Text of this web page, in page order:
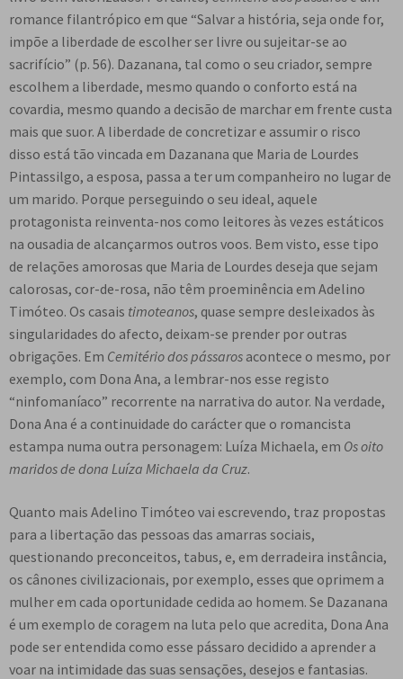
romance filantrópico em que “Salvar a história, seja onde for,
impõe a liberdade de escolher ser livre ou sujeitar-se ao
sacrifício” (p. 56). Dazanana, tal como o seu criador, sempre
escolhem a liberdade, mesmo quando o conforto está na
covardia, mesmo quando a decisão de marchar em frente custa
mais que suor. A liberdade de concretizar e assumir o risco
disso está tão vincada em Dazanana que Maria de Lourdes
Pintassilgo, a esposa, passa a ter um companheiro no lugar de
um marido. Porque perseguindo o seu ideal, aquele
protagonista reinventa-nos como leitores às vezes estáticos
na ousadia de alcançarmos outros voos. Bem visto, esse tipo
de relações amorosas que Maria de Lourdes deseja que sejam
calorosas, cor-de-rosa, não têm proeminência em Adelino
Timóteo. Os casais timoteanos, quase sempre desleixados às
singularidades do afecto, deixam-se prender por outras
obrigações. Em Cemitério dos pássaros acontece o mesmo, por
exemplo, com Dona Ana, a lembrar-nos esse registo
“ninfomaníaco” recorrente na narrativa do autor. Na verdade,
Dona Ana é a continuidade do carácter que o romancista
estampa numa outra personagem: Luíza Michaela, em Os oito
maridos de dona Luíza Michaela da Cruz.
Quanto mais Adelino Timóteo vai escrevendo, traz propostas
para a libertação das pessoas das amarras sociais,
questionando preconceitos, tabus, e, em derradeira instância,
os cânones civilizacionais, por exemplo, esses que oprimem a
mulher em cada oportunidade cedida ao homem. Se Dazanana
é um exemplo de coragem na luta pelo que acredita, Dona Ana
pode ser entendida como esse pássaro decidido a aprender a
voar na intimidade das suas sensações, desejos e fantasias.